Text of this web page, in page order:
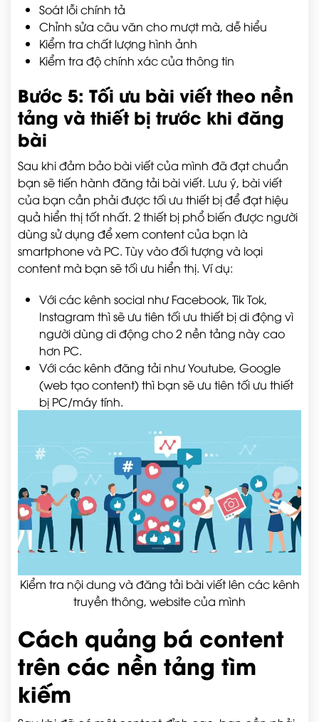
Soát lỗi chính tả
Chỉnh sửa câu văn cho mượt mà, dễ hiểu
Kiểm tra chất lượng hình ảnh
Kiểm tra độ chính xác của thông tin
Bước 5: Tối ưu bài viết theo nền
tảng và thiết bị trước khi đăng
bài
Sau khi đảm bảo bài viết của mình đã đạt chuẩn
bạn sẽ tiến hành đăng tải bài viết. Lưu ý, bài viết
của bạn cần phải được tối ưu thiết bị để đạt hiệu
quả hiển thị tốt nhất. 2 thiết bị phổ biến được người
dùng sử dụng để xem content của bạn là
smartphone và PC. Tùy vào đối tượng và loại
content mà bạn sẽ tối ưu hiển thị. Ví dụ:
Với các kênh social như Facebook, Tik Tok,
Instagram thì sẽ ưu tiên tối ưu thiết bị di động vì
người dùng di động cho 2 nền tảng này cao
hơn PC.
Với các kênh đăng tải như Youtube, Google
(web tạo content) thì bạn sẽ ưu tiên tối ưu thiết
bị PC/máy tính.
Kiểm tra nội dung và đăng tải bài viết lên các kênh
truyền thông, website của mình
Cách quảng bá content
trên các nền tảng tìm
kiếm